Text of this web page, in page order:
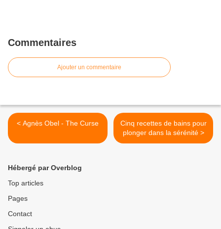
Commentaires
Ajouter un commentaire
< Agnès Obel - The Curse
Cinq recettes de bains pour
plonger dans la sérénité >
Hébergé par Overblog
Top articles
Pages
Contact